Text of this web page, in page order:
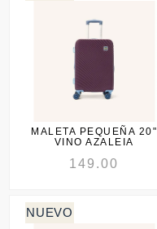
MALETA PEQUEÑA 20"
VINO AZALEIA
149.00